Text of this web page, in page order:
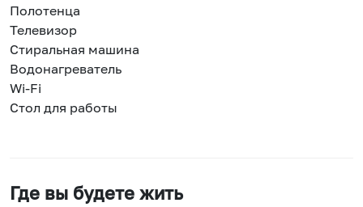
Полотенца
Телевизор
Стиральная машина
Водонагреватель
Wi-Fi
Стол для работы
Где вы будете жить